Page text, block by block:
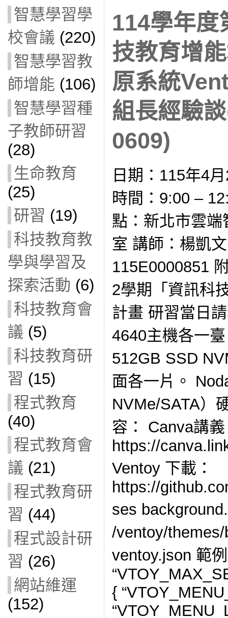
智慧學習學
校會議 (220)
智慧學習教
師增能 (106)
智慧學習種
子教師研習
(28)
生命教育
(25)
研習 (19)
科技教育教
學與學習及
探索活動 (6)
科技教育會
議 (5)
科技教育研
習 (15)
程式教育
(40)
程式教育會
議 (21)
程式教育研
習 (44)
程式設計研
習 (26)
網站維運
(152)
114學年度
技教育增
原系統
組長經驗
0609)
日期：115年4
時間：9:00 –
點：新北市雲
室 講師：楊凱
115E0000851
2學期「資訊科
計畫 研習當日
4640主機各一
512GB SSD
面各一片。
NVMe/SATA）
容： Canva講
https://
Ventoy 下載：
https://
ses
/ventoy/
ventoy.json 範
{